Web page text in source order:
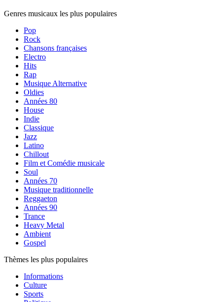
Genres musicaux les plus populaires
Pop
Rock
Chansons françaises
Electro
Hits
Rap
Musique Alternative
Oldies
Années 80
House
Indie
Classique
Jazz
Latino
Chillout
Film et Comédie musicale
Soul
Années 70
Musique traditionnelle
Reggaeton
Années 90
Trance
Heavy Metal
Ambient
Gospel
Thèmes les plus populaires
Informations
Culture
Sports